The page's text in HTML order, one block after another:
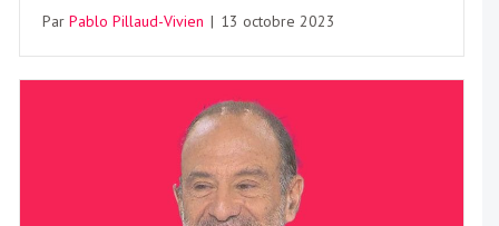
Par Pablo Pillaud-Vivien | 13 octobre 2023